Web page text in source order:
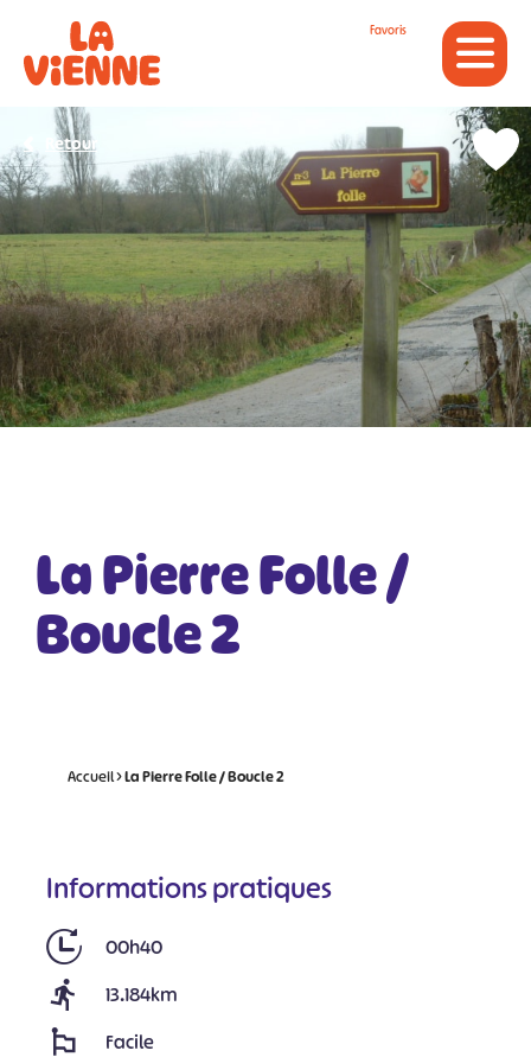
Favoris
La Pierre Folle /
Boucle 2
Retour
Accueil>La Pierre Folle / Boucle 2
Informations pratiques
00h40
13.184km
Facile